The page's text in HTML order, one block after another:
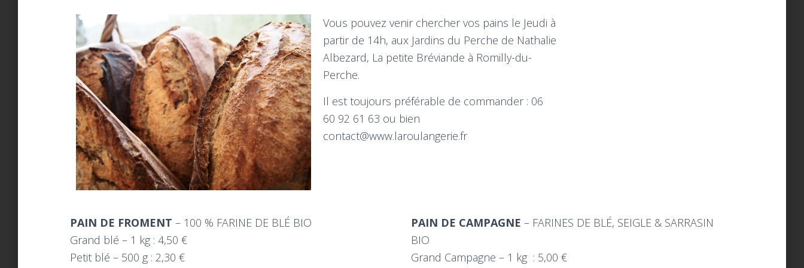
Vous pouvez venir chercher vos pains le Jeudi à
partir de 14h, aux Jardins du Perche de Nathalie
Albezard, La petite Bréviande à Romilly-du-
Perche.
Il est toujours préférable de commander : 06
60 92 61 63 ou bien
contact@www.laroulangerie.fr
PAIN DE FROMENT – 100 % FARINE DE BLÉ BIO
Grand blé – 1 kg : 4,50 €
Petit blé – 500 g : 2,30 €
PAIN DE CAMPAGNE – FARINES DE BLÉ, SEIGLE & SARRASIN
BIO
Grand Campagne – 1 kg : 5,00 €